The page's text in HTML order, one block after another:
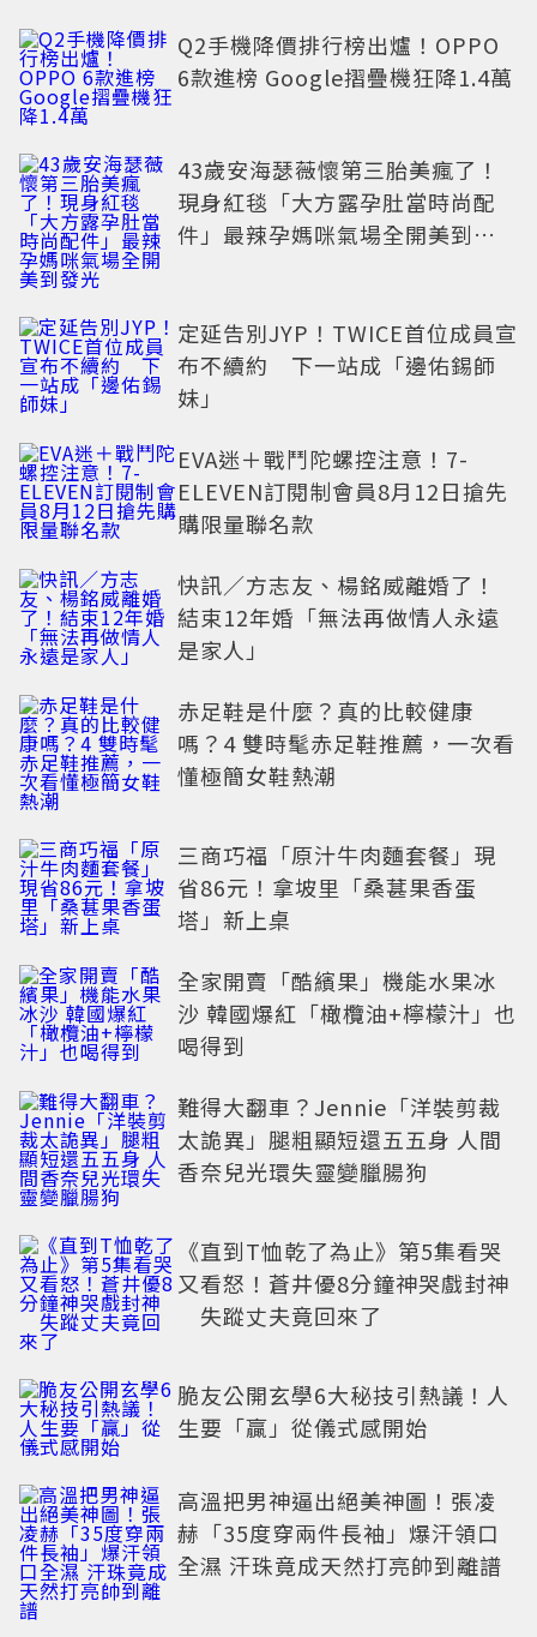
Q2手機降價排行榜出爐！OPPO
6款進榜 Google摺疊機狂降1.4萬
43歲安海瑟薇懷第三胎美瘋了！
現身紅毯「大方露孕肚當時尚配
件」最辣孕媽咪氣場全開美到發
定延告別JYP！TWICE首位成員宣
布不續約 下一站成「邊佑錫師
妹」
EVA迷＋戰鬥陀螺控注意！7-
ELEVEN訂閱制會員8月12日搶先
購限量聯名款
快訊／方志友、楊銘威離婚了！
結束12年婚「無法再做情人永遠
是家人」
赤足鞋是什麼？真的比較健康
嗎？4 雙時髦赤足鞋推薦，一次看
懂極簡女鞋熱潮
三商巧福「原汁牛肉麵套餐」現
省86元！拿坡里「桑葚果香蛋
塔」新上桌
全家開賣「酷繽果」機能水果冰
沙 韓國爆紅「橄欖油+檸檬汁」也
喝得到
難得大翻車？Jennie「洋裝剪裁
太詭異」腿粗顯短還五五身 人間
香奈兒光環失靈變臘腸狗
《直到T恤乾了為止》第5集看哭
又看怒！蒼井優8分鐘神哭戲封神
失蹤丈夫竟回來了
脆友公開玄學6大秘技引熱議！人
生要「贏」從儀式感開始
高溫把男神逼出絕美神圖！張凌
赫「35度穿兩件長袖」爆汗領口
全濕 汗珠竟成天然打亮帥到離譜